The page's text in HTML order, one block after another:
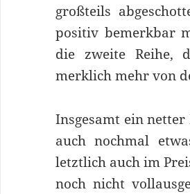
großteils
positiv bemerkbar
die zweite Reihe,
merklich mehr von
Insgesamt ein
auch nochmal
letztlich auch im
noch nicht